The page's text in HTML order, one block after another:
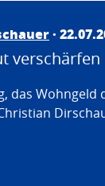
·
verschärfen
das